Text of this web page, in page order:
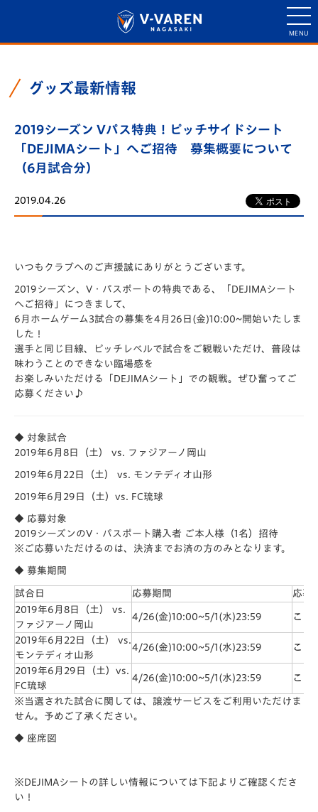
グッズ最新情報
2019シーズン Vパス特典！ピッチサイドシート
「DEJIMAシート」へご招待 募集概要について
（6月試合分）
2019.04.26
いつもクラブへのご声援誠にありがとうございます。
2019シーズン、V・パスポートの特典である、「DEJIMAシート
へご招待」につきまして、
6月ホームゲーム3試合の募集を4 月26日(金)10:00~開始いたしま
した！
選手と同じ目線、ピッチレベルで試合をご観戦いただけ、普段は
味わうことのできない臨場感を
お楽しみいただける「DEJIMAシート」での観戦。ぜひ奮ってご
応募ください♪
◆ 対象試合
2019年6月8日（土） vs. ファジアーノ岡山
2019年6月22日（土） vs. モンテディオ山形
2019年6月29日（土）vs. FC琉球
◆ 応募対象
2019シーズンのV・パスポート購入者 ご本人様（1名）招待
※ご応募いただけるのは、決済までお済の方のみとなります。
◆ 募集期間
試合日 応募期間
応募
2019年6月8日（土） vs.
ファジアーノ岡山
4/26(金)10:00~5/1(水)23:59 こち
2019年6月22日（土） vs.
モンテディオ山形
4/26(金)10:00~5/1(水)23:59 こち
2019年6月29日（土）vs.
FC琉球
4/26(金)10:00~5/1(水)23:59 こち
※当選された試合に関しては、譲渡サービスをご利用いただけま
せん。予めご了承ください。
◆ 座席図
※DEJIMAシートの詳しい情報については下記よりご確認くださ
い！